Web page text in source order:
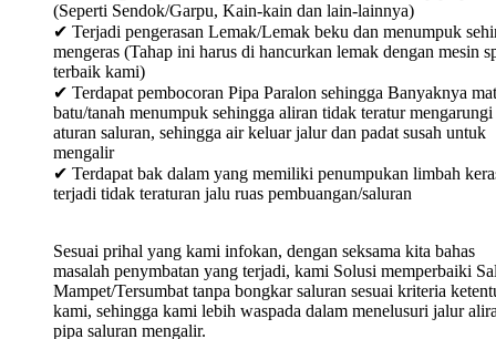
(Seperti Sendok/Garpu, Kain-kain dan lain-lainnya)
✔ Terjadi pengerasan Lemak/Lemak beku dan menumpuk
mengeras (Tahap ini harus di hancurkan lemak dengan mesin
terbaik kami)
✔ Terdapat pembocoran Pipa Paralon sehingga Banyaknya
batu/tanah menumpuk sehingga aliran tidak teratur mengarungi
aturan saluran, sehingga air keluar jalur dan padat susah untuk
mengalir
✔ Terdapat bak dalam yang memiliki penumpukan limbah
terjadi tidak teraturan jalu ruas pembuangan/saluran
Sesuai prihal yang kami infokan, dengan seksama kita bahas
masalah penymbatan yang terjadi, kami Solusi memperbaiki
Mampet/Tersumbat tanpa bongkar saluran sesuai kriteria
kami, sehingga kami lebih waspada dalam menelusuri jalur
pipa saluran mengalir.